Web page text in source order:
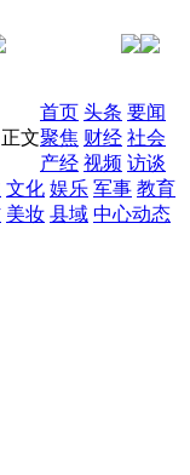
文
首页 头条 要闻
聚焦 财经 社会
产经 视频 访谈
文化 娱乐 军事 教育
美妆 县域 中心动态